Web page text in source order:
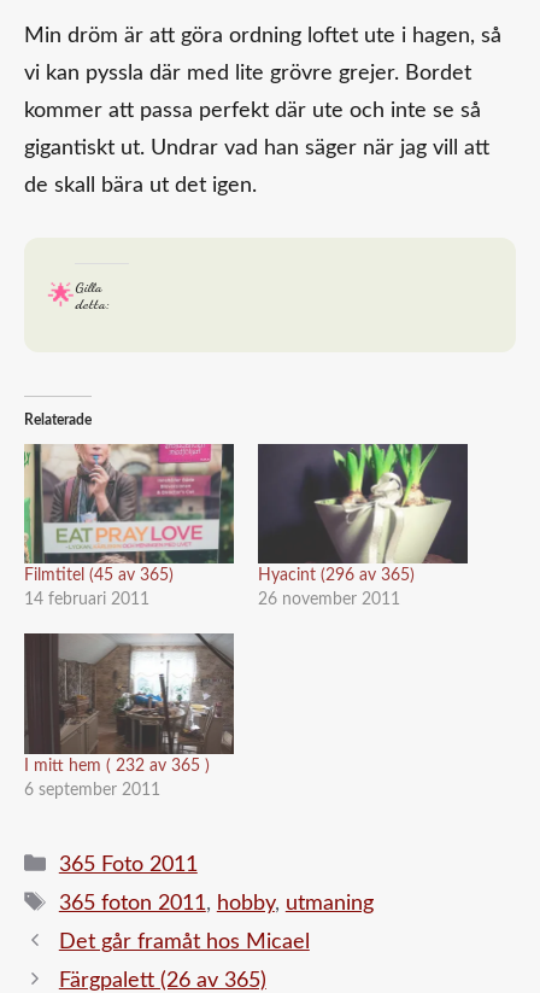
Min dröm är att göra ordning loftet ute i hagen, så
vi kan pyssla där med lite grövre grejer. Bordet
kommer att passa perfekt där ute och inte se så
gigantiskt ut. Undrar vad han säger när jag vill att
de skall bära ut det igen.
Gilla
detta:
Relaterade
Filmtitel (45 av 365)
14 februari 2011
Hyacint (296 av 365)
26 november 2011
I mitt hem ( 232 av 365 )
6 september 2011
Kategorier
365 Foto 2011
Etiketter
365 foton 2011, hobby, utmaning
Det går framåt hos Micael
Färgpalett (26 av 365)